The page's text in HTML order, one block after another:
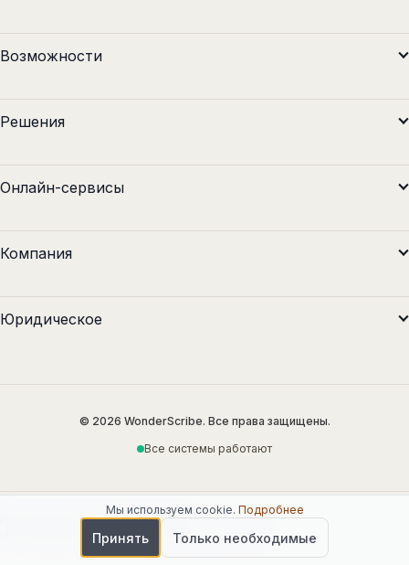
Возможности
Решения
Онлайн-сервисы
Компания
Юридическое
© 2026 WonderScribe. Все права защищены.
Все системы работают
ИП Максимкин Никита Сергеевич
ИНН 132897923389 · ОГРНИП 318132600011407
Мы используем cookie. Подробнее
Принять Только необходимые